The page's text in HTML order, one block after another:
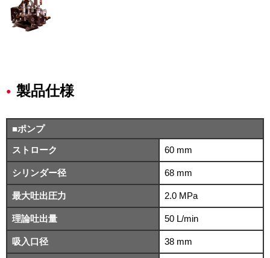
製品仕様
■ポンプ
ストローク 60 mm
シリンダー径 68 mm
最大吐出圧力 2.0 MPa
理論吐出量 50 L/min
吸入口径 38 mm